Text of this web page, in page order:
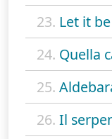
23. Let it
24. Quella
25.
26. Il